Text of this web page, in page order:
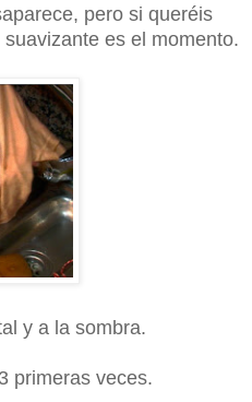
pero si queréis
es el momento.
y a la sombra.
primeras veces.